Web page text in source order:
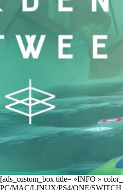
[ads_custom_box title= »INFO »
PC/MAC/LINUX/PS4/ONE/SWITCH